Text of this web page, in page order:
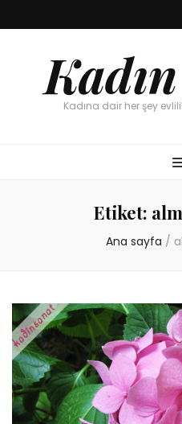
Kadına dair her şey
Etiket:
Ana sayfa /